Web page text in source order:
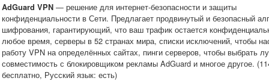
AdGuard VPN — решение для интернет-безопасности и защиты
конфиденциальности в Сети. Предлагает продвинутый и безопасный
шифрования, гарантирующий, что ваш трафик остается
любое время, серверы в 52 странах мира, списки исключений, чтобы
работу VPN на определённых сайтах, пинги серверов, чтобы выбрать
совместимость с блокировщиком рекламы AdGuard и многое другое.
бесплатно, Русский язык: есть)